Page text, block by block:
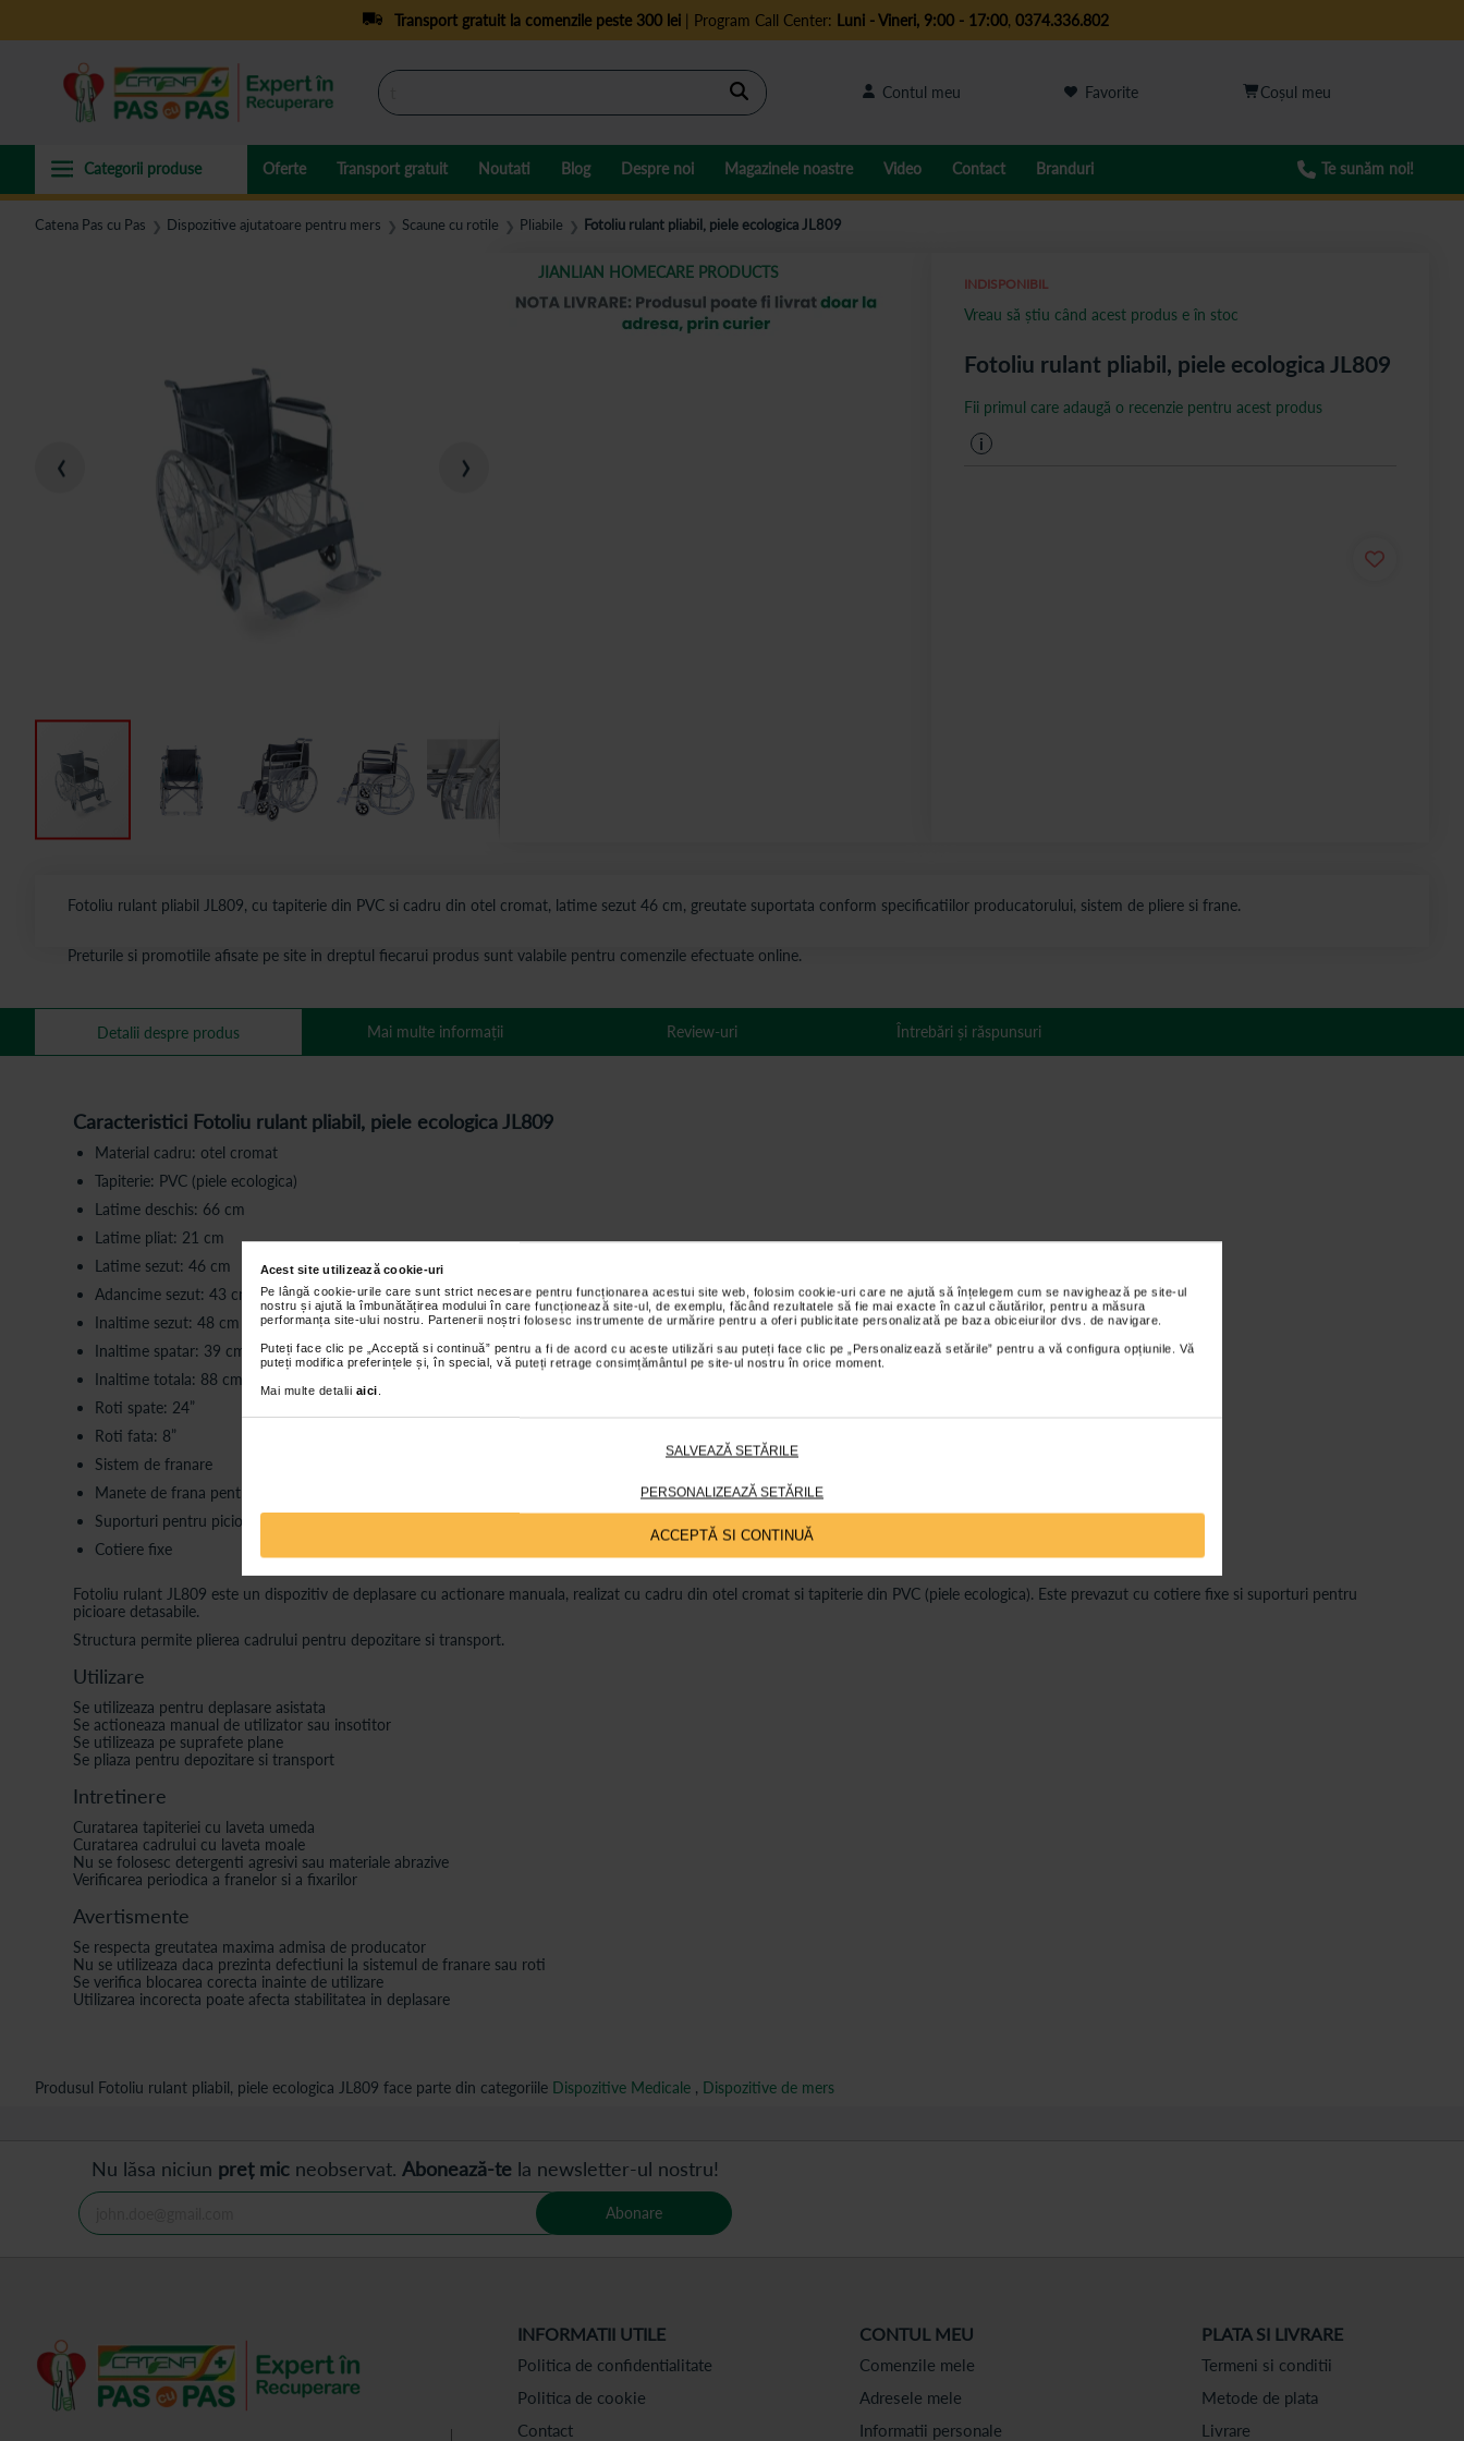
Acest site utilizează cookie-uri
Pe lângă cookie-urile care sunt strict necesare pentru funcționarea acestui site web, folosim cookie-uri care ne ajută să înțelegem cum se navighează pe site-ul
nostru și ajută la îmbunătățirea modului în care funcționează site-ul, de exemplu, făcând rezultatele să fie mai exacte în cazul căutărilor, pentru a măsura
performanța site-ului nostru. Partenerii noștri folosesc instrumente de urmărire pentru a oferi publicitate personalizată pe baza obiceiurilor dvs. de navigare.
Puteți face clic pe „Acceptă si continuă” pentru a fi de acord cu aceste utilizări sau puteți face clic pe „Personalizează setările” pentru a vă configura opțiunile. Vă
puteți modifica preferințele și, în special, vă puteți retrage consimțământul pe site-ul nostru în orice moment.
Mai multe detalii aici.
SALVEAZĂ SETĂRILE
PERSONALIZEAZĂ SETĂRILE
ACCEPTĂ SI CONTINUĂ
Transport gratuit la comenzile peste 300 lei| Program Call Center: Luni - Vineri, 9:00 - 17:00, 0374.336.802
Cautare Contul meu Favorite
Oferte Transport gratuit Noutati Blog Despre noi Magazinele noastre Video Contact Branduri Te sunăm noi!
Catena Pas cu Pas ❯ Dispozitive ajutatoare pentru mers ❯ Scaune cu rotile ❯ Pliabile ❯ Fotoliu rulant pliabil, piele ecologica JL809
JIANLIAN HOMECARE PRODUCTS
Fotoliu rulant pliabil JL809, cu tapiterie din PVC si cadru din otel cromat, latime sezut 46 cm, greutate suportata conform specificatiilor producatorului, sistem de pliere si frane.
Fotoliu rulant pliabil, piele ecologica JL809
INDISPONIBIL
Fii primul care adaugă o recenzie pentru acest produs
i
Vreau să știu când acest produs e în stoc
Preturile si promotiile afisate pe site in dreptul fiecarui produs sunt valabile pentru comenzile efectuate online.
Detalii despre produs
Caracteristici Fotoliu rulant pliabil, piele ecologica JL809
Material cadru: otel cromat
Tapiterie: PVC (piele ecologica)
Latime deschis: 66 cm
Latime pliat: 21 cm
Latime sezut: 46 cm
Adancime sezut: 43 cm
Inaltime sezut: 48 cm
Inaltime spatar: 39 cm
Inaltime totala: 88 cm
Roti spate: 24”
Roti fata: 8”
Sistem de franare
Manete de frana pentru insotitor
Suporturi pentru picioare
Cotiere fixe
Fotoliu rulant JL809 este un dispozitiv de deplasare cu actionare manuala, realizat cu cadru din otel cromat si tapiterie din PVC (piele ecologica). Este prevazut cu cotiere fixe si suporturi pentru
picioare detasabile.
Structura permite plierea cadrului pentru depozitare si transport.
Utilizare
Se utilizeaza pentru deplasare asistata
Se actioneaza manual de utilizator sau insotitor
Se utilizeaza pe suprafete plane
Se pliaza pentru depozitare si transport
Intretinere
Curatarea tapiteriei cu laveta umeda
Curatarea cadrului cu laveta moale
Nu se folosesc detergenti agresivi sau materiale abrazive
Verificarea periodica a franelor si a fixarilor
Avertismente
Se respecta greutatea maxima admisa de producator
Nu se utilizeaza daca prezinta defectiuni la sistemul de franare sau roti
Se verifica blocarea corecta inainte de utilizare
Utilizarea incorecta poate afecta stabilitatea in deplasare
Mai multe informații Review-uri Întrebări și răspunsuri
Produsul Fotoliu rulant pliabil, piele ecologica JL809 face parte din categoriile Dispozitive Medicale , Dispozitive de mers
Nu lăsa niciun preț mic neobservat. Abonează-te la newsletter-ul nostru!
Abonare
INFORMATII UTILE
Politica de confidentialitate
Politica de cookie
Contact
CONTUL MEU
Comenzile mele
Adresele mele
Informatii personale
PLATA SI LIVRARE
Termeni si conditii
Metode de plata
Livrare